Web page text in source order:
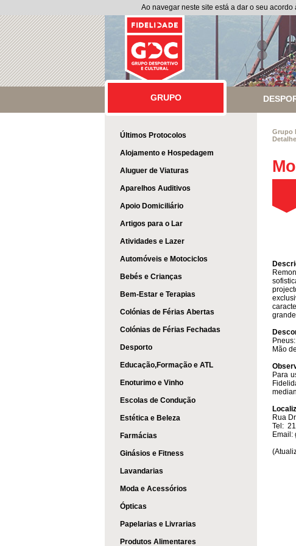
Ao navegar neste site está a dar o seu acordo
GRUPO
GRUPO
Últimos Protocolos
Alojamento e Hospedagem
Aluguer de Viaturas
Aparelhos Auditivos
Apoio Domiciliário
Artigos para o Lar
Atividades e Lazer
Automóveis e Motociclos
Bebés e Crianças
Bem-Estar e Terapias
Colónias de Férias Abertas
Colónias de Férias Fechadas
Desporto
Educação,Formação e ATL
Enoturimo e Vinho
Escolas de Condução
Estética e Beleza
Farmácias
Ginásios e Fitness
Lavandarias
Moda e Acessórios
Ópticas
Papelarias e Livrarias
Produtos Alimentares
Grupo
Detalhe
Mão
Para
Rua
Tel:
Email: